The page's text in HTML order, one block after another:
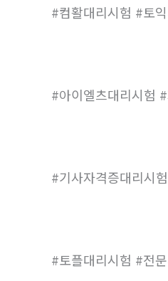
#컴활대리시험 #토
#아이엘츠대리시험
#기사자격증대리시
#토플대리시험 #전